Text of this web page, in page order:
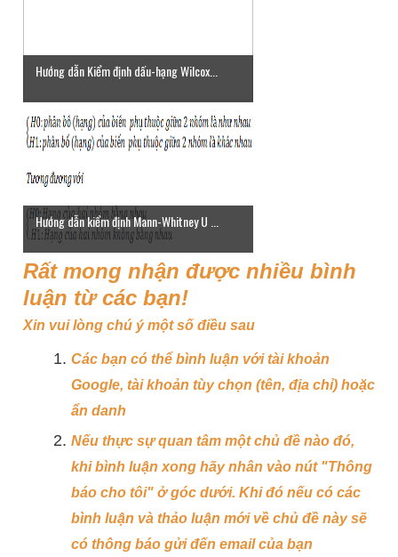
Hướng dẫn Kiểm định dấu-hạng Wilcox...
Hướng dẫn kiểm định Mann-Whitney U ...
Rất mong nhận được nhiều bình
luận từ các bạn!
Xin vui lòng chú ý một số điều sau
Các bạn có thể bình luận với tài khoản
Google, tài khoản tùy chọn (tên, địa chỉ) hoặc
ẩn danh
Nếu thực sự quan tâm một chủ đề nào đó,
khi bình luận xong hãy nhân vào nút "Thông
báo cho tôi" ở góc dưới. Khi đó nếu có các
bình luận và thảo luận mới về chủ đề này sẽ
có thông báo gửi đến email của bạn